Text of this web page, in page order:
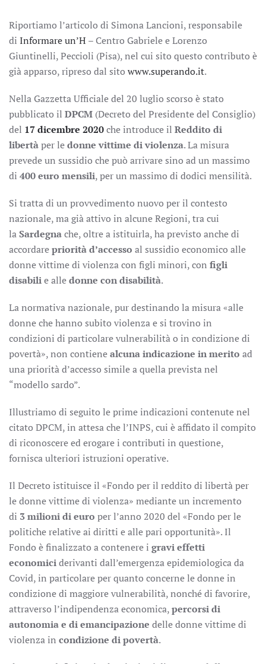
Riportiamo l’articolo di Simona Lancioni, responsabile
di Informare un’H – Centro Gabriele e Lorenzo
Giuntinelli, Peccioli (Pisa), nel cui sito questo contributo è
già apparso, ripreso dal sito www.superando.it.
Nella Gazzetta Ufficiale del 20 luglio scorso è stato
pubblicato il DPCM (Decreto del Presidente del Consiglio)
del 17 dicembre 2020che introduce il Reddito di
libertàper ledonne vittime di violenza. La misura
prevede un sussidio che può arrivare sino ad un massimo
di 400 euro mensili, per un massimo di dodici mensilità.
Si tratta di un provvedimento nuovo per il contesto
nazionale, ma già attivo in alcune Regioni, tra cui
laSardegnache, oltre a istituirla, ha previsto anche di
accordarepriorità d’accesso al sussidio economico alle
donne vittime di violenza con figli minori, con figli
disabilie alledonne con disabilità.
La normativa nazionale, pur destinando la misura «alle
donne che hanno subito violenza e si trovino in
condizioni di particolare vulnerabilità o in condizione di
povertà», non contienealcuna indicazione in merito ad
una priorità d’accesso simile a quella prevista nel
“modello sardo”.
Illustriamo di seguito le prime indicazioni contenute nel
citato DPCM, in attesa che l’INPS, cui è affidato il compito
di riconoscere ed erogare i contributi in questione,
fornisca ulteriori istruzioni operative.
Il Decreto istituisce il «Fondo per il reddito di libertà per
le donne vittime di violenza» mediante un incremento
di 3 milioni di euro per l’anno 2020 del «Fondo per le
politiche relative ai diritti e alle pari opportunità». Il
Fondo è finalizzato a contenere i gravi effetti
economiciderivanti dall’emergenza epidemiologica da
Covid, in particolare per quanto concerne le donne in
condizione di maggiore vulnerabilità, nonché di favorire,
attraverso l’indipendenza economica,percorsi di
autonomia e di emancipazione delle donne vittime di
violenza in condizione di povertà.